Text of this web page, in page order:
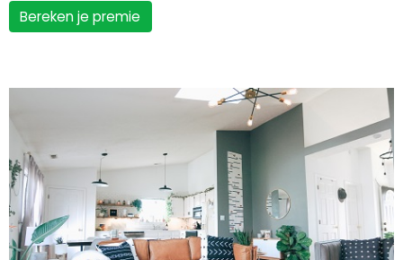
Bereken je premie